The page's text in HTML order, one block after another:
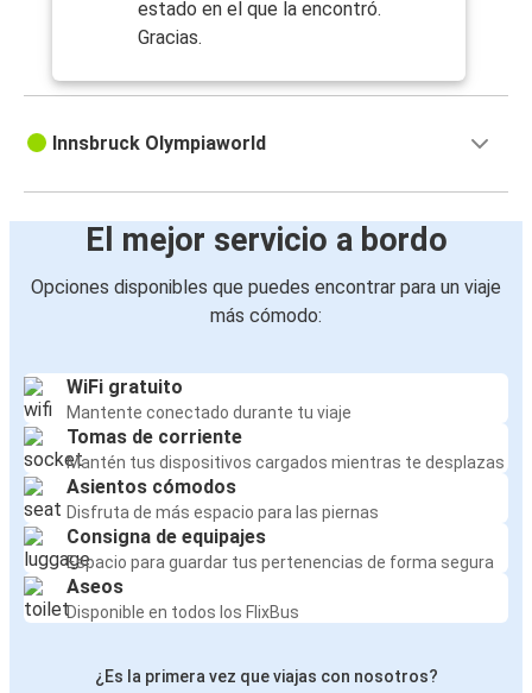
estado en el que la encontró.
Gracias.
Innsbruck Olympiaworld
El mejor servicio a bordo
Opciones disponibles que puedes encontrar para un viaje
más cómodo:
WiFi gratuito
Mantente conectado durante tu viaje
Tomas de corriente
Mantén tus dispositivos cargados mientras te desplazas
Asientos cómodos
Disfruta de más espacio para las piernas
Consigna de equipajes
Espacio para guardar tus pertenencias de forma segura
Aseos
Disponible en todos los FlixBus
¿Es la primera vez que viajas con nosotros?